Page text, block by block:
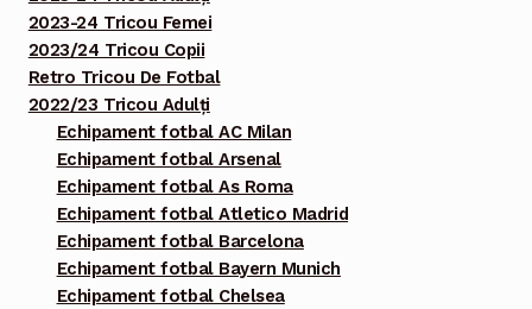
2023-24 Tricou Femei
2023/24 Tricou Copii
Retro Tricou De Fotbal
2022/23 Tricou Adulți
Echipament fotbal AC Milan
Echipament fotbal Arsenal
Echipament fotbal As Roma
Echipament fotbal Atletico Madrid
Echipament fotbal Barcelona
Echipament fotbal Bayern Munich
Echipament fotbal Chelsea